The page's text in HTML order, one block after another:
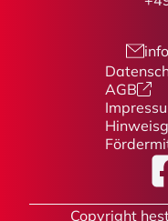
AGB
Copyright